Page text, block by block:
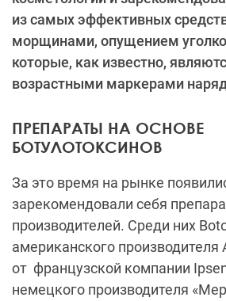
из самых эффективных
морщинами, опущением
которые, как известно,
возрастными маркерами
ПРЕПАРАТЫ НА ОСНОВЕ
БОТУЛОТОКСИНОВ
За это время на рынке
зарекомендовали себя
производителей. Среди них
американского производителя
от французской компании
немецкого производителя